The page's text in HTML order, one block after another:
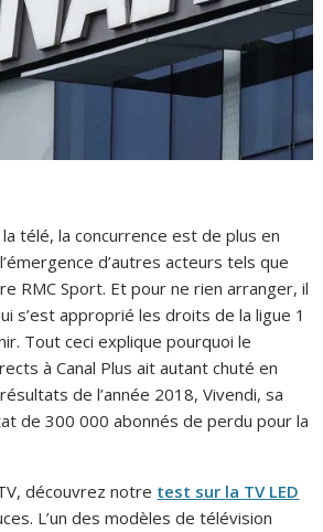
télé, la concurrence est de plus en
d’autres acteurs tels que
RMC Sport. Et pour ne rien arranger, il
s’est approprié les droits de la ligue 1
Tout ceci explique pourquoi le
à Canal Plus ait autant chuté en
de l’année 2018, Vivendi, sa
de 300 000 abonnés de perdu pour la
découvrez notre test sur la TV LED
L’un des modèles de télévision